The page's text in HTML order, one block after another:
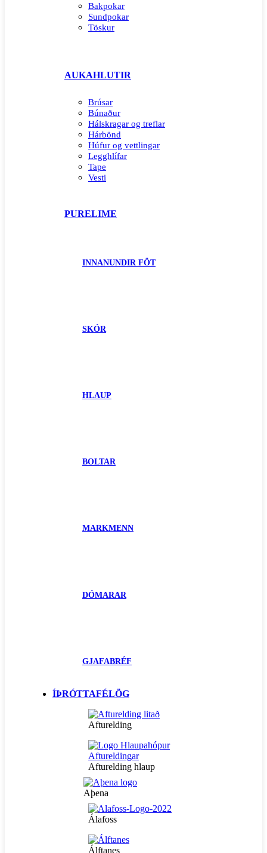
Bakpokar
Sundpokar
Töskur
AUKAHLUTIR
Brúsar
Búnaður
Hálskragar og treflar
Hárbönd
Húfur og vettlingar
Legghlífar
Tape
Vesti
PURELIME
INNANUNDIR FÖT
SKÓR
HLAUP
BOLTAR
MARKMENN
DÓMARAR
GJAFABRÉF
ÍÞRÓTTAFÉLÖG
Afturelding
Afturelding hlaup
Aþena
Álafoss
Álftanes